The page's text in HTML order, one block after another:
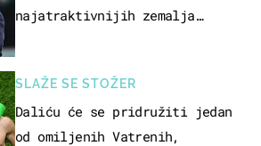
najatraktivnijih zemalja
SLAŽE SE STOŽER
Daliću će se pridružiti jedan
od omiljenih Vatrenih,